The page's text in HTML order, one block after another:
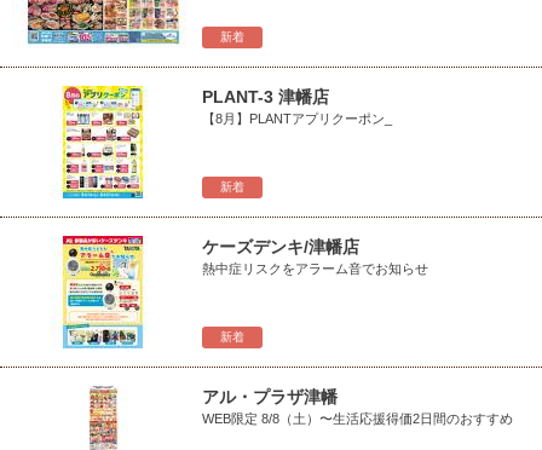
新着
新着
PLANT-3 津幡店
【8月】PLANTアプリクーポン_
新着
ケーズデンキ/津幡店
熱中症リスクをアラーム音でお知らせ
アル・プラザ津幡
WEB限定 8/8（土）〜生活応援得価2日間のおすすめ